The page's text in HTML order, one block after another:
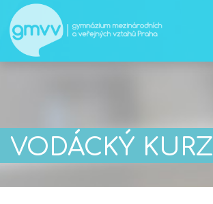
VODÁCKÝ KURZ